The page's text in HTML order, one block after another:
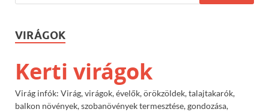
VIRÁGOK
Kerti virágok
Virág infók: Virág, virágok, évelők, örökzöldek, talajtakarók,
balkon növények, szobanövények termesztése, gondozása,